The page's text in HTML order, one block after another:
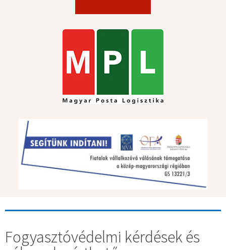
Fogyasztóvédelmi kérdések és